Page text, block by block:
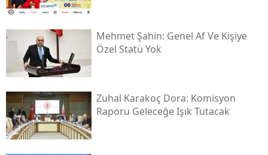
Mehmet Şahin: Genel Af Ve Kişiye
Özel Statü Yok
Zuhal Karakoç Dora: Komisyon
Raporu Geleceğe Işık Tutacak